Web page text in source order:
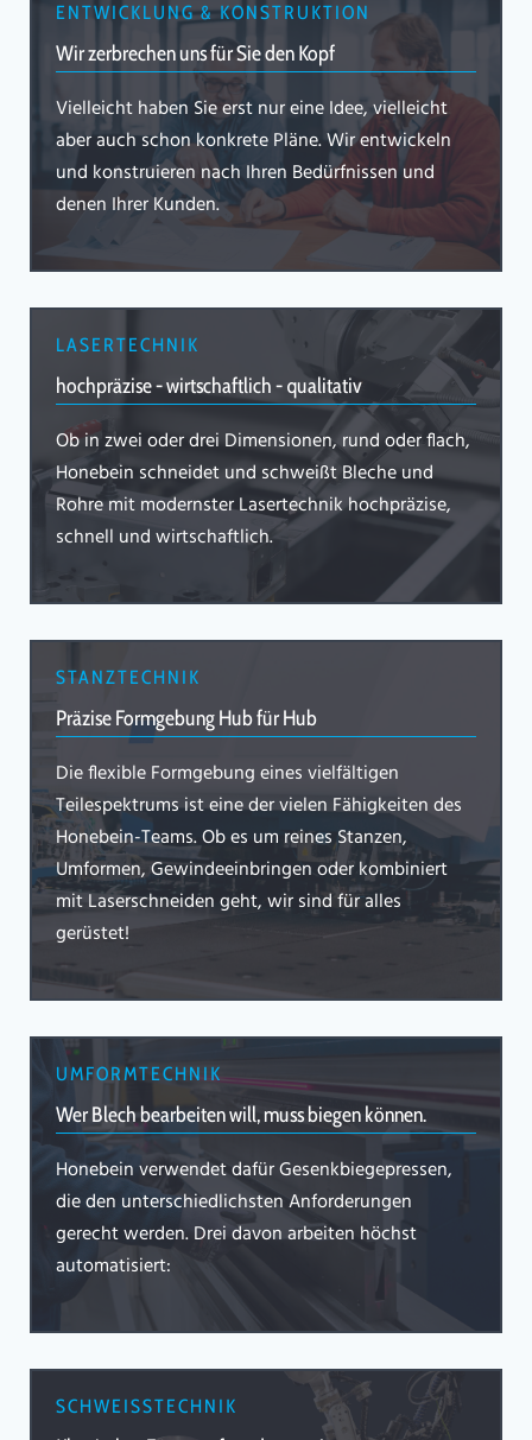
ENTWICKLUNG & KONSTRUKTION
Wir zerbrechen uns für Sie den Kopf
Vielleicht haben Sie erst nur eine Idee, vielleicht
aber auch schon konkrete Pläne. Wir entwickeln
und konstruieren nach Ihren Bedürfnissen und
denen Ihrer Kunden.
LASERTECHNIK
hochpräzise - wirtschaftlich - qualitativ
Ob in zwei oder drei Dimensionen, rund oder flach,
Honebein schneidet und schweißt Bleche und
Rohre mit modernster Lasertechnik hochpräzise,
schnell und wirtschaftlich.
STANZTECHNIK
Präzise Formgebung Hub für Hub
Die flexible Formgebung eines vielfältigen
Teilespektrums ist eine der vielen Fähigkeiten des
Honebein-Teams. Ob es um reines Stanzen,
Umformen, Gewindeeinbringen oder kombiniert
mit Laserschneiden geht, wir sind für alles
gerüstet!
UMFORMTECHNIK
Wer Blech bearbeiten will, muss biegen können.
Honebein verwendet dafür Gesenkbiegepressen,
die den unterschiedlichsten Anforderungen
gerecht werden. Drei davon arbeiten höchst
automatisiert:
SCHWEISSTECHNIK